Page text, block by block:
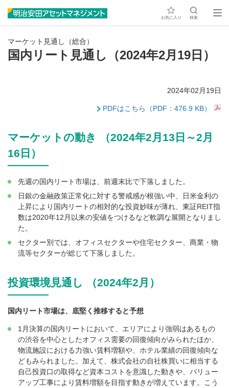
お気に入り 検索
マーケット見通し（総合）
国内リート見通し（2024年2月19日）
2024年02月19日
PDFはこちら（PDF：476.9 KB）
マーケットの動き （2024年2月13日～2月
16日）
先週の国内リート市場は、前週末比で下落しました。
日銀の金融政策正常化に対する警戒感が根強い中、日米金利の
上昇により国内リートの相対的な投資妙味が薄れ、東証REIT指
数は2020年12月以来の安値をつけるなど軟調な展開となりまし
た。
セクター別では、オフィスセクターや住宅セクター、商業・物
流等セクターが総じて下落しました。
投資環境見通し （2024年2月）
国内リート市場は、底堅く推移すると予想
1月決算の国内リートにおいて、エリアにより強弱はあるもの
の渋谷を中心としたオフィス需要の回復傾向がみられたほか、
物流施設における力強い賃料増額や、ホテル業績の回復傾向な
どもみられました。加えて、株式会社の自社株買いに相当する
自己投資口の取得など資本コストを意識した動きや、バリュー
アップ工事により賃料増額を目指す動きが増えています。こう